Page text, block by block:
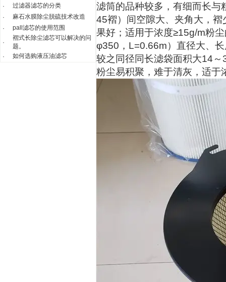
·
过滤器滤芯的分类
·
麻石水膜除尘脱硫技术改造
·
pall滤芯的使用范围
·
褶式长除尘滤芯可以解决的问
题。
·
如何选购液压油滤芯
滤筒的品种较多，有细而长
45褶）间空隙大、夹角大，
果好；适用于浓度≥15g/m粉
φ350，L=0.66m）直径大、
较之同径同长滤袋面积大14
粉尘易积聚，难于清灰，适于